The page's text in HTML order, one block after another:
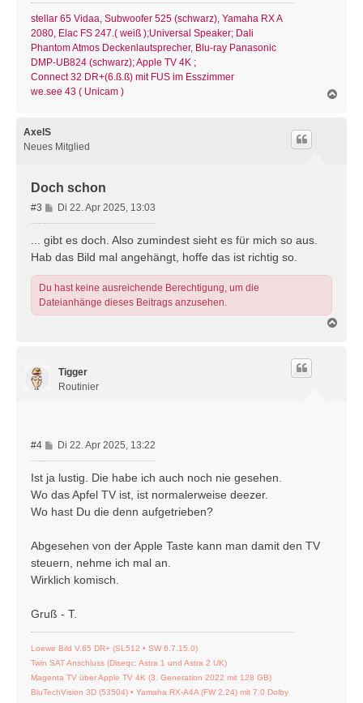
a
g
stellar 65 Vidaa, Subwoofer 525 (schwarz), Yamaha RX A
2080, Elac FS 247.( weiß );Universal Speaker; Dali
Phantom Atmos Deckenlautsprecher, Blu-ray Panasonic
DMP-UB824 (schwarz); Apple TV 4K ;
Connect 32 DR+(6.ß.ß) mit FUS im Esszimmer
we.see 43 ( Unicam )
AxelS
Neues Mitglied
Doch schon
#3
B
e
i
g
Di 22. Apr 2025, 13:03
... gibt es doch. Also zumindest sieht es für mich so aus.
Hab das Bild mal angehängt, hoffe das ist richtig so.
Du hast keine ausreichende Berechtigung, um die
Dateianhänge dieses Beitrags anzusehen.
Tigger
Routinier
#4
B
e
t
a
Di 22. Apr 2025, 13:22
Ist ja lustig. Die habe ich auch noch nie gesehen.
Wo das Apfel TV ist, ist normalerweise deezer.
Wo hast Du die denn aufgetrieben?
Abgesehen von der Apple Taste kann man damit den TV
steuern, nehme ich mal an.
Wirklich komisch.
Gruß - T.
Loewe Bild V.65 DR+ (SL512 • SW 6.7.15.0)
Twin SAT Anschluss (Diseqc: Astra 1 und Astra 2 UK)
Magenta TV über Apple TV 4K (3. Generation 2022 mit 128 GB)
BluTechVision 3D (53504) • Yamaha RX-A4A (FW 2.24) mit 7.0 Dolby